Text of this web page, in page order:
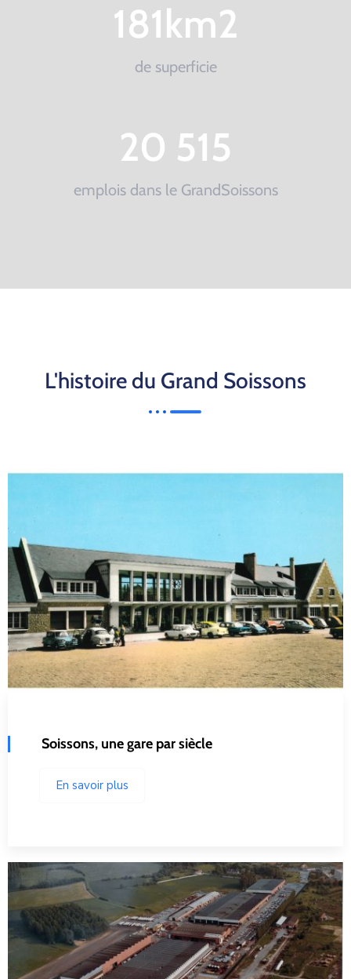
de superficie
181km2
emplois dans le GrandSoissons
20 515
L'histoire du Grand Soissons
Soissons, une gare par siècle
En savoir plus